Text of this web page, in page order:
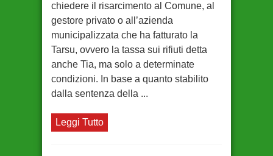
chiedere il risarcimento al Comune, al
gestore privato o all’azienda
municipalizzata che ha fatturato la
Tarsu, ovvero la tassa sui rifiuti detta
anche Tia, ma solo a determinate
condizioni. In base a quanto stabilito
dalla sentenza della ...
Leggi Tutto